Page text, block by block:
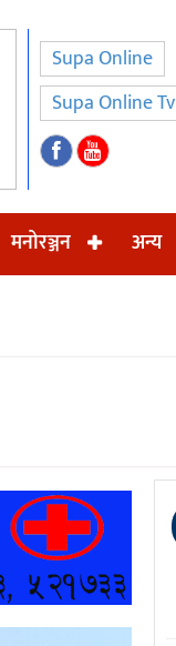
Supa Online
Supa Online Tv
मनोरञ्जन अन्य